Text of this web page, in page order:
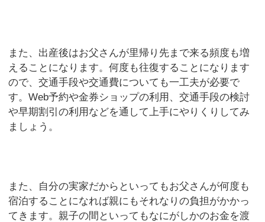
また、出産後はお父さんが里帰り先まで来る頻度も増
えることになります。何度も往復することになります
ので、交通手段や交通費についても一工夫が必要で
す。Web予約や金券ショップの利用、交通手段の検討
や早期割引の利用などを通して上手にやりくりしてみ
ましょう。
また、自分の実家だからといってもお父さんが何度も
宿泊することになれば親にもそれなりの負担がかかっ
てきます。親子の間といってもなにがしかのお金を渡